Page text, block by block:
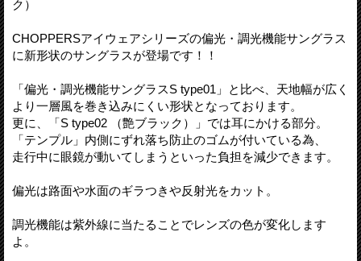
ク）
CHOPPERSアイウェアシリーズの偏光・調光機能サングラス
に新形状のサングラスが登場です！！
「偏光・調光機能サングラスS type01」と比べ、天地幅が広く
より一層風を巻き込みにくい形状となっております。
更に、「S type02 （艶ブラック）」では耳にかける部分。
「テンプル」内側にずれ落ち防止のゴムが付いている為、
走行中に眼鏡が動いてしまうといった負担を減少できます。
偏光は路面や水面のギラつきや反射光をカット。
調光機能は紫外線に当たることでレンズの色が変化します
よ。